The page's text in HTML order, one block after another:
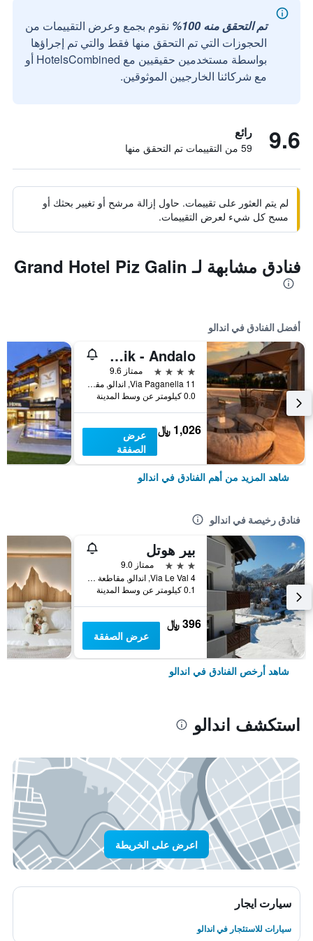
تم التحقق منه 100%
نقوم بجمع وعرض التقييمات من
الحجوزات التي تم التحقق منها فقط والتي تم إجراؤها
بواسطة مستخدمين حقيقيين مع HotelsCombined أو
مع شركائنا الخارجيين الموثوقين.
9.6 رائع
59 من التقييمات تم التحقق منها
لم يتم العثور على تقييمات. حاول إزالة مرشح أو تغيير بحثك أو
مسح كل شيء لعرض التقييمات.
فنادق مشابهة لـ Grand Hotel Piz Galin
أفضل الفنادق في اندالو
Hotel Nordik - Andalo
4 نجوم
ممتاز 9.6
Via Paganella 11, اندالو, مقاطعة ترينتو, إيطاليا
0.0 كيلومتر عن وسط المدينة
1,026 ﷼
عرض
الصفقة
شاهد المزيد من أهم الفنادق في اندالو
فنادق رخيصة في اندالو
بير هوتل
3 نجوم
ممتاز 9.0
Via Le Val 4, اندالو, مقاطعة ترينتو, إيطاليا
0.1 كيلومتر عن وسط المدينة
396 ﷼
عرض الصفقة
شاهد أرخص الفنادق في اندالو
استكشف اندالو
اعرض على الخريطة
سيارت ايجار
سيارات للاستئجار في اندالو